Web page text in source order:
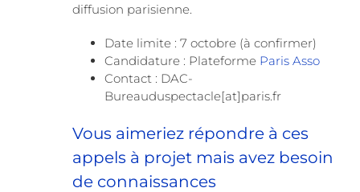
diffusion parisienne.
Date limite : 7 octobre (à confirmer)
Candidature : Plateforme Paris Asso
Contact : DAC-
Bureauduspectacle[at]paris.fr
Vous aimeriez répondre à ces
appels à projet mais avez besoin
de connaissances